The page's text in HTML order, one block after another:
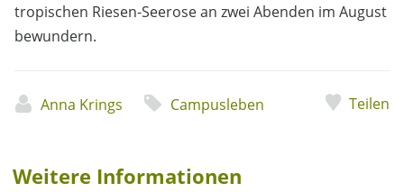
tropischen Riesen-Seerose an zwei Abenden im August
bewundern.
Anna Krings Campusleben Teilen
Weitere Informationen